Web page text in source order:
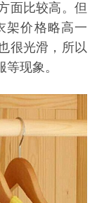
面比较高。但
架价格略高一
很光滑，所以
现象。